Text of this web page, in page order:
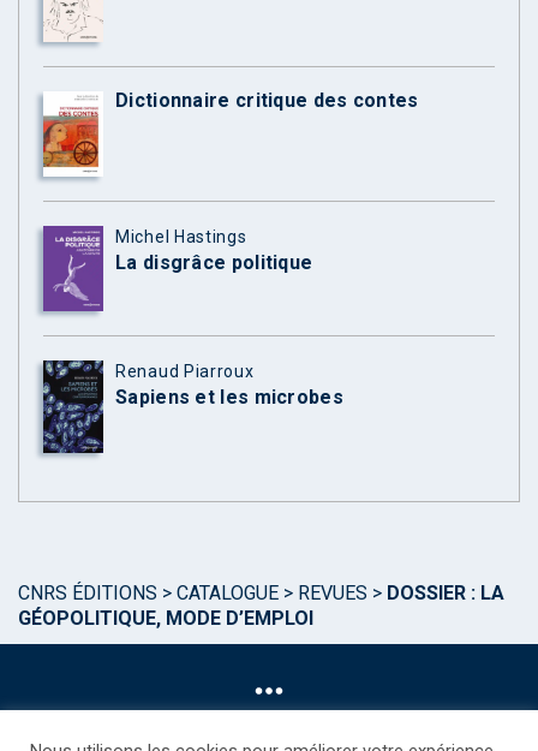
Dictionnaire critique des contes
Michel Hastings
La disgrâce politique
Renaud Piarroux
Sapiens et les microbes
CNRS ÉDITIONS > CATALOGUE > REVUES > DOSSIER : LA
GÉOPOLITIQUE, MODE D’EMPLOI